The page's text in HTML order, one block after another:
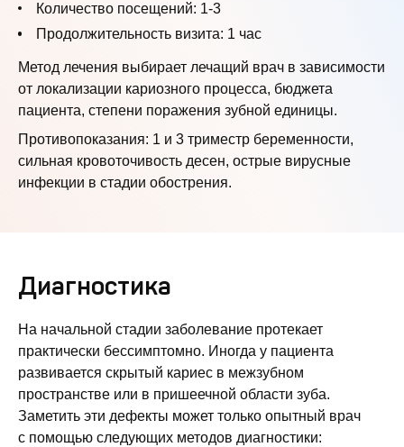
Количество посещений: 1-3
Продолжительность визита: 1 час
Метод лечения выбирает лечащий врач в зависимости
от локализации кариозного процесса, бюджета
пациента, степени поражения зубной единицы.
Противопоказания: 1 и 3 триместр беременности,
сильная кровоточивость десен, острые вирусные
инфекции в стадии обострения.
Диагностика
На начальной стадии заболевание протекает
практически бессимптомно. Иногда у пациента
развивается скрытый кариес в межзубном
пространстве или в пришеечной области зуба.
Заметить эти дефекты может только опытный врач
с помощью следующих методов диагностики: